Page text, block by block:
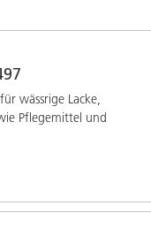
wässrige Lacke,
Pflegemittel und